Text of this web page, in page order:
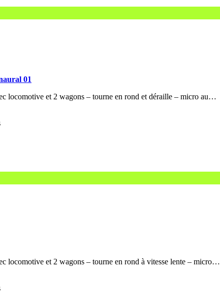
01
locomotive et 2 wagons – tourne en rond et déraille – micro au…
locomotive et 2 wagons – tourne en rond à vitesse lente – micro…